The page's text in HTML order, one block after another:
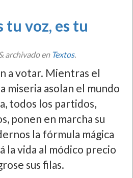
tu voz, es tu
archivado en Textos.
a votar. Mientras el
miseria asolan el mundo
todos los partidos,
ponen en marcha su
la fórmula mágica
la vida al módico precio
sus filas.